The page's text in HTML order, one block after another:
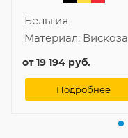
Бельгия
Материал: Вискоза
от19 194 руб.
Подробнее